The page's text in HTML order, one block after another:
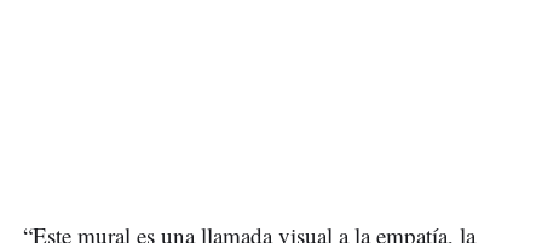
“Este mural es una llamada visual a la empatía, la